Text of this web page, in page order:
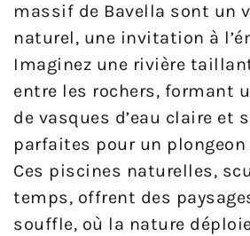
massif de Bavella sont un
naturel, une invitation à
Imaginez une rivière
entre les rochers, formant
de vasques d’eau claire et
parfaites pour un
Ces piscines naturelles,
temps, offrent des
souffle, où la nature